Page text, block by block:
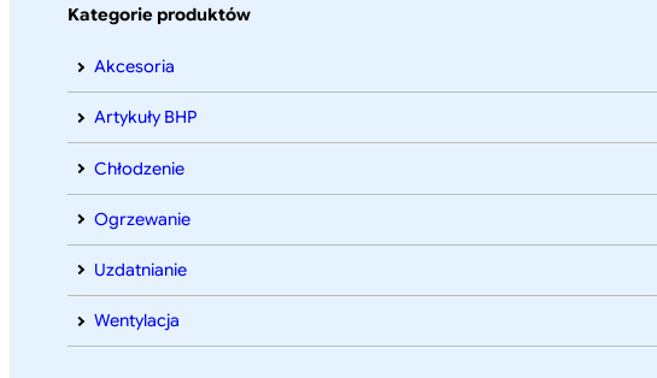
Kategorie produktów
Akcesoria
Artykuły BHP
Chłodzenie
Ogrzewanie
Uzdatnianie
Wentylacja